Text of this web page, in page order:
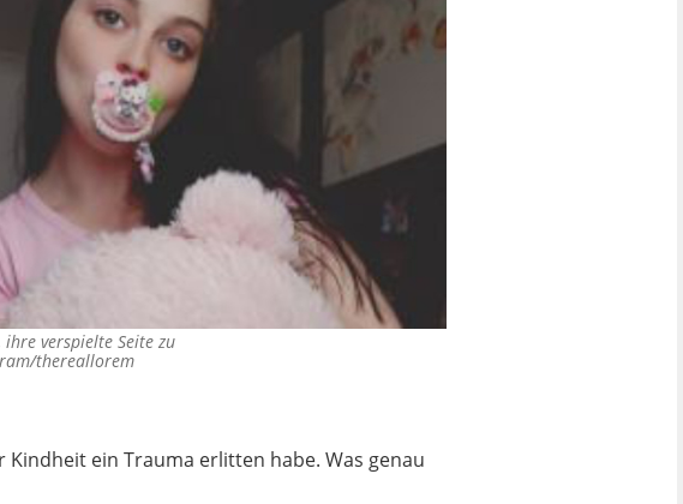
verspielte Seite zu
thereallorem
ein Trauma erlitten habe. Was genau